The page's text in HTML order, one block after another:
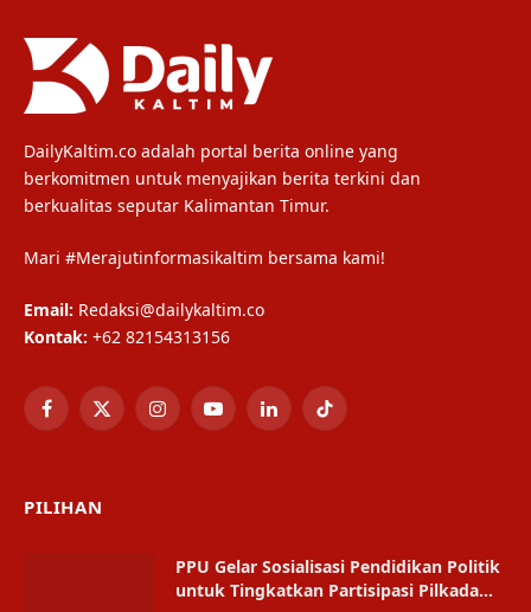
DailyKaltim.co adalah portal berita online yang
berkomitmen untuk menyajikan berita terkini dan
berkualitas seputar Kalimantan Timur.
Mari #Merajutinformasikaltim bersama kami!
Email: Redaksi@dailykaltim.co
Kontak: +62 82154313156
Facebook
X
InstagramYouTubeLinkedInTikTok
PILIHAN
PPU Gelar Sosialisasi Pendidikan Politik
untuk Tingkatkan Partisipasi Pilkada